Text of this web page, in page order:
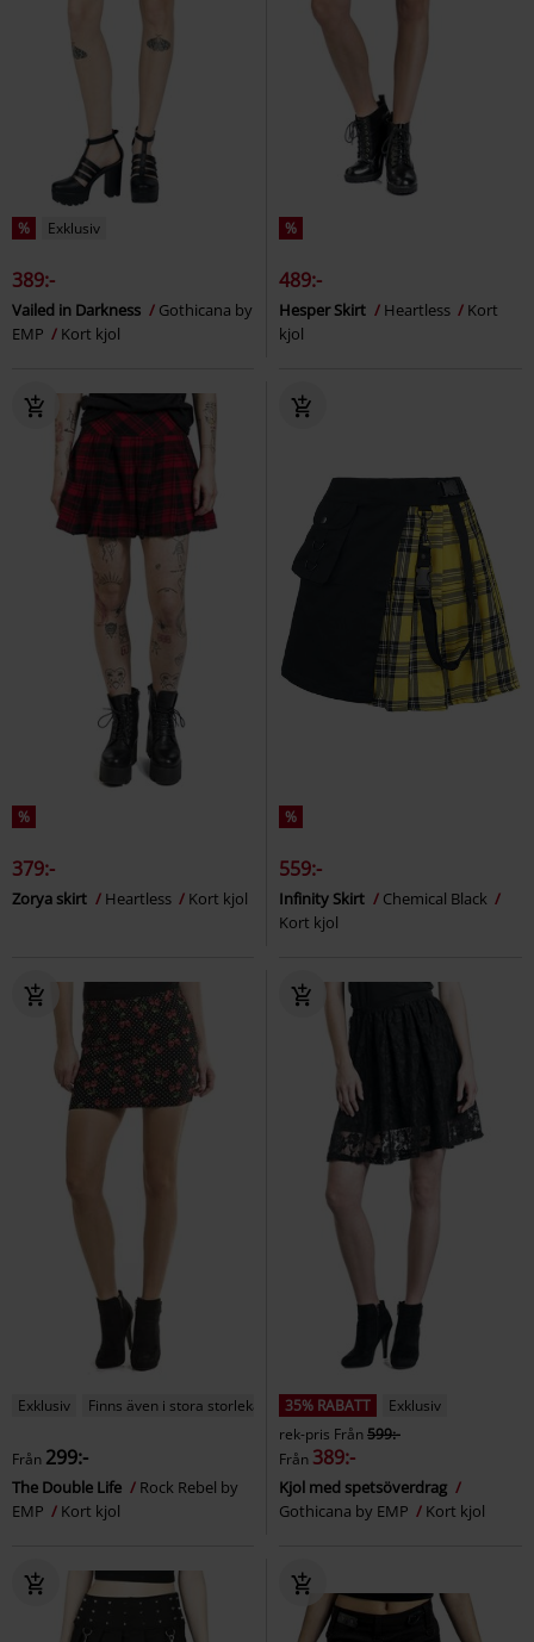
% Exklusiv
389:-
Vailed in Darkness
Gothicana by
EMP
Kort kjol
%
489:-
Hesper Skirt Heartless
Kort
kjol
%
379:-
Zorya skirt Heartless Kort kjol
%
559:-
Infinity Skirt
Chemical Black
Kort kjol
Exklusiv Finns även i stora storlekar
Från 299:-
The Double Life
Rock Rebel by
EMP
Kort kjol
35% RABATT
Exklusiv
rek-pris Från599:-
Från 389:-
Kjol med spetsöverdrag
Gothicana by EMP
Kort kjol